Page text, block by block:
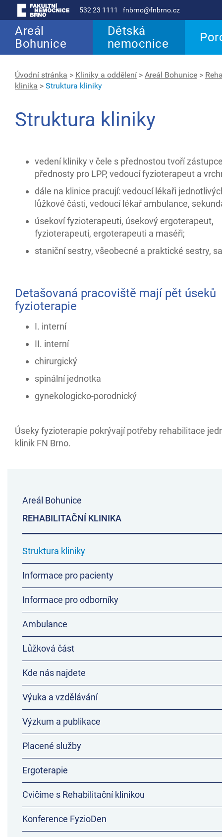
532 23 1111 fnbrno@fnbrno.cz
Areál
Bohunice
Dětská
nemocnice
Úvodní stránka > Kliniky a oddělení > Areál Bohunice >
klinika > Struktura kliniky
Struktura kliniky
vedení kliniky v čele s přednostou tvoří
přednosty pro LPP, vedoucí fyzioterapeut a
dále na klinice pracují: vedoucí lékaři
lůžkové části, vedoucí lékař ambulance,
úsekoví fyzioterapeuti, úsekový ergoterapeut,
fyzioterapeuti, ergoterapeuti a maséři;
staniční sestry, všeobecné a praktické sestry,
Detašovaná pracoviště mají pět úseků
fyzioterapie
I. interní
II. interní
chirurgický
spinální jednotka
gynekologicko-porodnický
Úseky fyzioterapie pokrývají potřeby rehabilitace
klinik FN Brno.
Areál Bohunice
REHABILITAČNÍ KLINIKA
Struktura kliniky
Informace pro pacienty
Informace pro odborníky
Ambulance
Lůžková část
Kde nás najdete
Výuka a vzdělávání
Výzkum a publikace
Placené služby
Ergoterapie
Cvičíme s Rehabilitační klinikou
Konference FyzioDen